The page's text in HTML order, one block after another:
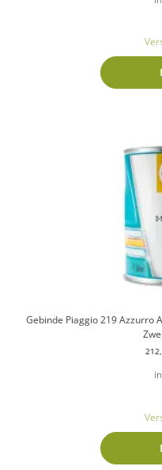
Gebinde Piaggio 219 Azzurro